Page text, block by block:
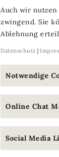
Auch wir
zwingend. Sie
Ablehnung
Datenschutz
Notwendige
Online Chat
Social Media